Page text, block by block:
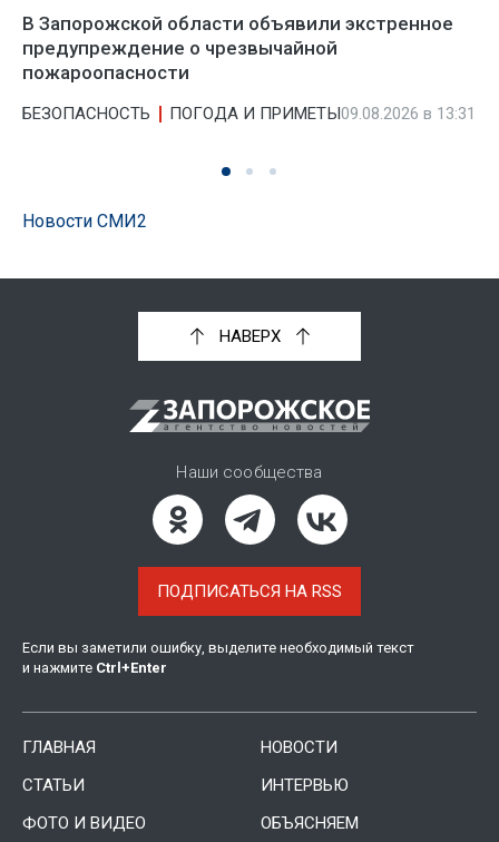
В Запорожской области объявили экстренное
предупреждение о чрезвычайной
пожароопасности
БЕЗОПАСНОСТЬ ПОГОДА И ПРИМЕТЫ09.08.2026 в 13:31
Новости СМИ2
НАВЕРХ
Наши сообщества
ПОДПИСАТЬСЯ НА RSS
Если вы заметили ошибку, выделите необходимый текст
и нажмите Ctrl +Enter
ГЛАВНАЯ
НОВОСТИ
СТАТЬИ
ИНТЕРВЬЮ
ФОТО И ВИДЕО
ОБЪЯСНЯЕМ